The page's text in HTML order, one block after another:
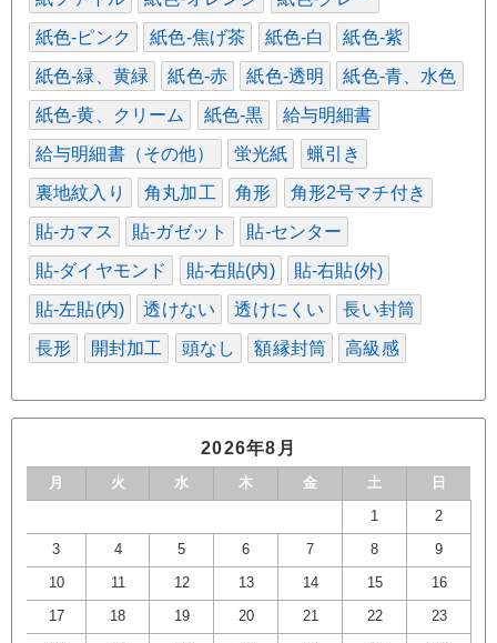
紙色-ピンク 紙色-焦げ茶 紙色-白 紙色-紫
紙色-緑、黄緑 紙色-赤 紙色-透明 紙色-青、水色
紙色-黄、クリーム 紙色-黒 給与明細書
給与明細書（その他） 蛍光紙 蝋引き
裏地紋入り 角丸加工 角形 角形2号マチ付き
貼-カマス 貼-ガゼット 貼-センター
貼-ダイヤモンド 貼-右貼(内) 貼-右貼(外)
貼-左貼(内) 透けない 透けにくい 長い封筒
長形 開封加工 頭なし 額縁封筒 高級感
2026年8月
月 火 水 木 金 土 日
1 2
3 4 5 6 7 8 9
10 11 12 13 14 15 16
17 18 19 20 21 22 23